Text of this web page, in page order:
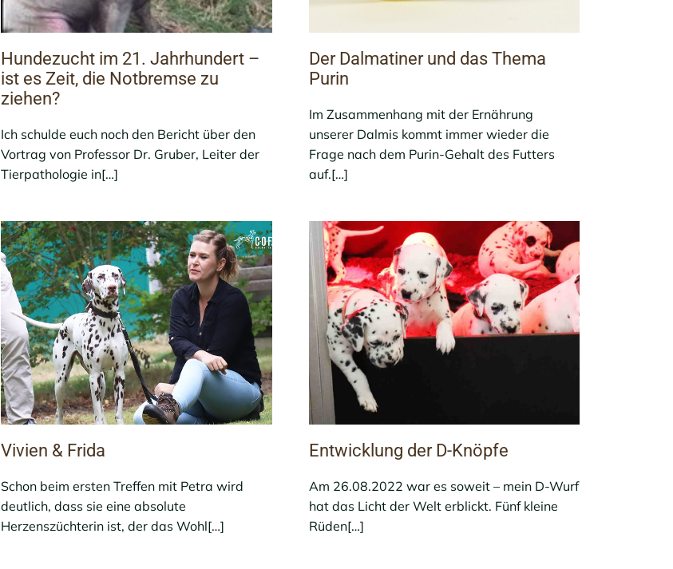
Hundezucht im 21. Jahrhundert –
ist es Zeit, die Notbremse zu
ziehen?
Ich schulde euch noch den Bericht über den
Vortrag von Professor Dr. Gruber, Leiter der
Tierpathologie in[…]
Der Dalmatiner und das Thema
Purin
Im Zusammenhang mit der Ernährung
unserer Dalmis kommt immer wieder die
Frage nach dem Purin-Gehalt des Futters
auf.[…]
Vivien & Frida
Schon beim ersten Treffen mit Petra wird
deutlich, dass sie eine absolute
Herzenszüchterin ist, der das Wohl[…]
Entwicklung der D-Knöpfe
Am 26.08.2022 war es soweit – mein D-Wurf
hat das Licht der Welt erblickt. Fünf kleine
Rüden[…]